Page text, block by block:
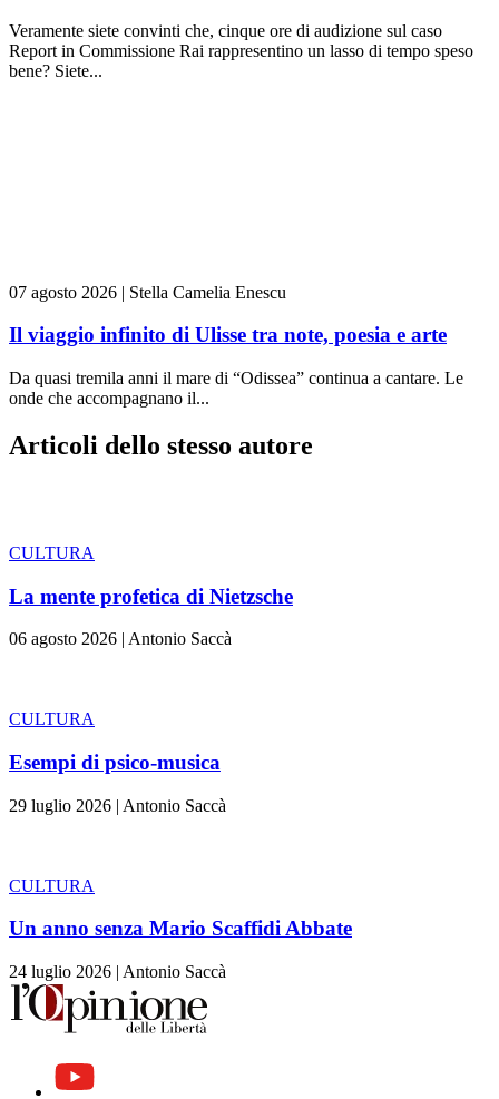
Veramente siete convinti che, cinque ore di audizione sul caso
Report in Commissione Rai rappresentino un lasso di tempo speso
bene? Siete...
07 agosto 2026 | Stella Camelia Enescu
Il viaggio infinito di Ulisse tra note, poesia e arte
Da quasi tremila anni il mare di “Odissea” continua a cantare. Le
onde che accompagnano il...
Articoli dello stesso autore
CULTURA
La mente profetica di Nietzsche
06 agosto 2026 | Antonio Saccà
CULTURA
Esempi di psico-musica
29 luglio 2026 | Antonio Saccà
CULTURA
Un anno senza Mario Scaffidi Abbate
24 luglio 2026 | Antonio Saccà